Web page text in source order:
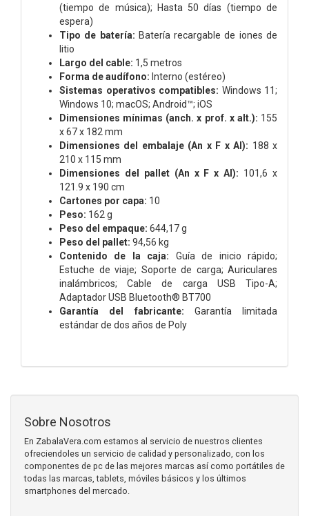
(tiempo de música); Hasta 50 días (tiempo de
espera)
Tipo de batería: Batería recargable de iones de
litio
Largo del cable: 1,5 metros
Forma de audífono: Interno (estéreo)
Sistemas operativos compatibles: Windows 11;
Windows 10; macOS; Android™; iOS
Dimensiones mínimas (anch. x prof. x alt.): 155
x 67 x 182 mm
Dimensiones del embalaje (An x F x Al): 188 x
210 x 115 mm
Dimensiones del pallet (An x F x Al): 101,6 x
121.9 x 190 cm
Cartones por capa: 10
Peso: 162 g
Peso del empaque: 644,17 g
Peso del pallet: 94,56 kg
Contenido de la caja: Guía de inicio rápido;
Estuche de viaje; Soporte de carga; Auriculares
inalámbricos; Cable de carga USB Tipo-A;
Adaptador USB Bluetooth® BT700
Garantía del fabricante: Garantía limitada
estándar de dos años de Poly
Sobre Nosotros
En ZabalaVera.com estamos al servicio de nuestros clientes
ofreciendoles un servicio de calidad y personalizado, con los
componentes de pc de las mejores marcas así como portátiles de
todas las marcas, tablets, móviles básicos y los últimos
smartphones del mercado.